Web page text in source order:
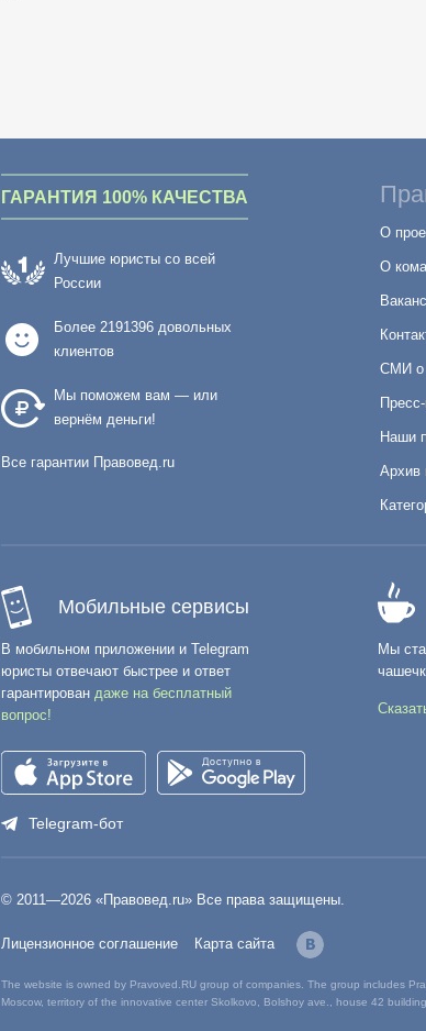
ГАРАНТИЯ 100% КАЧЕСТВА
Лучшие юристы со всей
России
Более 2191396 довольных
клиентов
Мы поможем вам — или
вернём деньги!
Все гарантии Правовед.ru
О
О
СМИ о
Наши
Архив
Мобильные сервисы
В мобильном приложении и Telegram
юристы отвечают быстрее и ответ
гарантирован даже на бесплатный
вопрос!
Telegram-бот
Мы
© 2011—2026 «Правовед.ru» Все права защищены.
Лицензионное соглашение Карта сайта
The website is owned by Pravoved.RU group of companies. The group includes
Moscow, territory of the innovative center Skolkovo, Bolshoy ave., house 42